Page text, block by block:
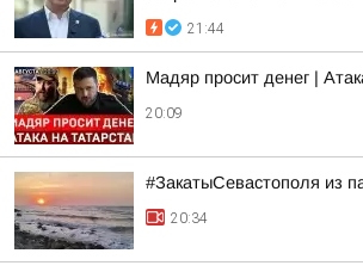
21:44
Мадяр просит денег |
20:09
#ЗакатыСевастополя из
20:34